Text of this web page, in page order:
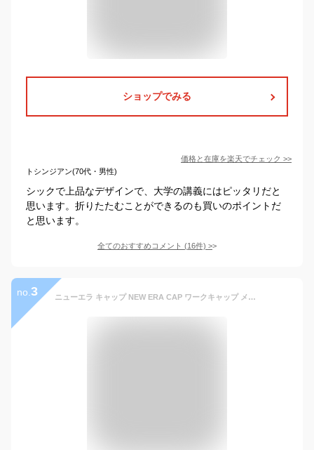
ショップでみる
価格と在庫を楽天でチェック >>
トシンジアン(70代・男性)
シックで上品なデザインで、大学の講義にはピッタリだと
思います。折りたたむことができるのも買いのポイントだ
と思います。
全てのおすすめコメント (16件) >
no. 3 ニューエラ キャップ NEW ERA CAP ワークキャップ メンズ レディース 帽子 無地 シンプル ベーシック 黒 ベージュ カーキ コットン 綿 ランド 深め おしゃれ かっこいい 人気 春 夏 秋 冬 オールシーズン ニューエラー 大きい 小さい サイズ 正規品 ユニセックス 男女兼用